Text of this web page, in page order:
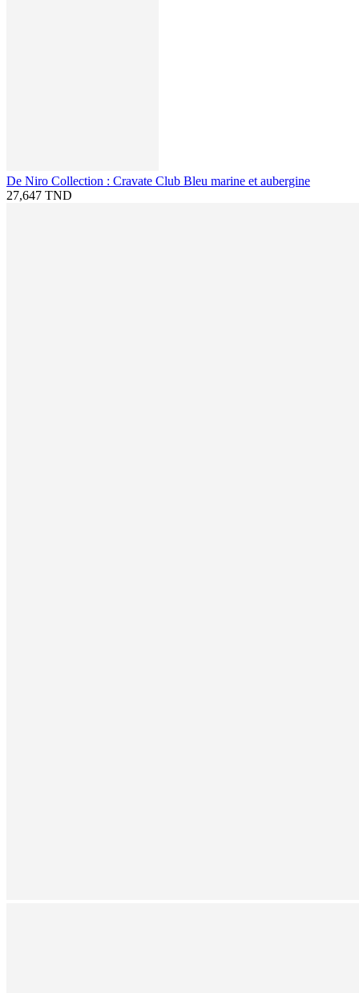
De Niro Collection : Cravate Club Bleu marine et aubergine
27,647 TND